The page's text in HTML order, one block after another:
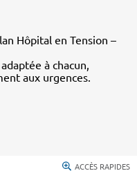
Hôpital en Tension –
à chacun,
aux urgences.
ACCÈS RAPIDES